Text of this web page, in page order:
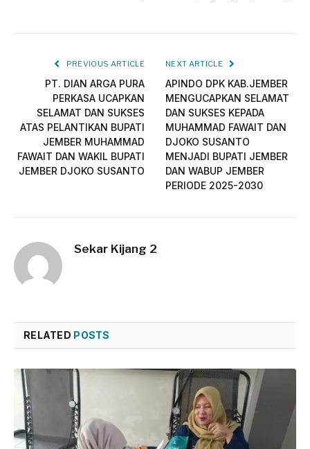
PREVIOUS ARTICLE
PT. DIAN ARGA PURA
PERKASA UCAPKAN
SELAMAT DAN SUKSES
ATAS PELANTIKAN BUPATI
JEMBER MUHAMMAD
FAWAIT DAN WAKIL BUPATI
JEMBER DJOKO SUSANTO
NEXT ARTICLE
APINDO DPK KAB.JEMBER
MENGUCAPKAN SELAMAT
DAN SUKSES KEPADA
MUHAMMAD FAWAIT DAN
DJOKO SUSANTO
MENJADI BUPATI JEMBER
DAN WABUP JEMBER
PERIODE 2025-2030
Sekar Kijang 2
RELATED POSTS